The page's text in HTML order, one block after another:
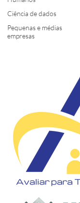
Ciência de dados
Pequenas e médias
empresas